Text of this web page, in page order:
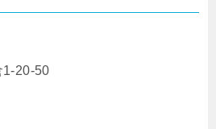
1-20-50